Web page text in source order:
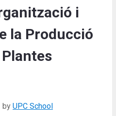
i
la Producció
by UPC School